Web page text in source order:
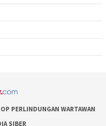
PERLINDUNGAN WARTAWAN
SIBER